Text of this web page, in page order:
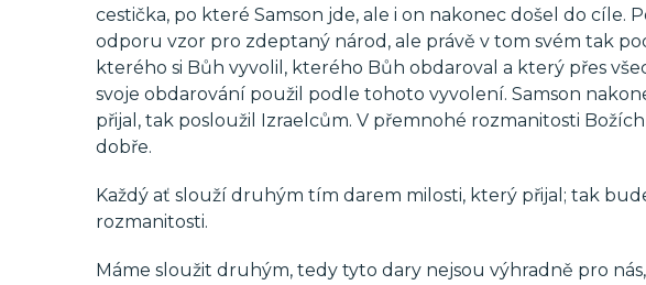
cestička, po které Samson jde, ale i on nakonec došel do cíle.
odporu vzor pro zdeptaný národ, ale právě v tom svém tak
kterého si Bůh vyvolil, kterého Bůh obdaroval a který přes
svoje obdarování použil podle tohoto vyvolení. Samson
přijal, tak posloužil Izraelcům. V přemnohé rozmanitosti
dobře.
Každý ať slouží druhým tím darem milosti, který přijal; tak
rozmanitosti.
Máme sloužit druhým, tedy tyto dary nejsou výhradně pro